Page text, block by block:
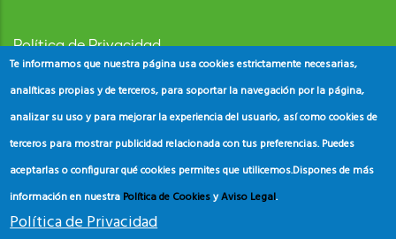
Política de Privacidad
Aviso Legal
Política de Cookies
Te informamos que nuestra página usa cookies estrictamente necesarias,
analíticas propias y de terceros, para soportar la navegación por la página,
analizar su uso y para mejorar la experiencia del usuario, así como cookies de
terceros para mostrar publicidad relacionada con tus preferencias. Puedes
aceptarlas o configurar qué cookies permites que utilicemos.Dispones de más
información en nuestra Política de CookiesyAviso Legal.
Política de Privacidad